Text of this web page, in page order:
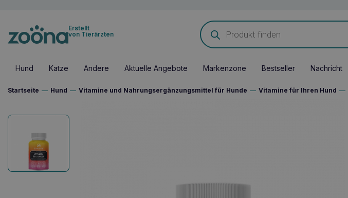
Erstellt
von Tierärzten
Products
search
Hund Katze Andere Aktuelle Angebote Markenzone Bestseller Nachricht
Startseite — Hund — Vitamine und Nahrungsergänzungsmittel für Hunde — Vitamine für Ihren Hund —